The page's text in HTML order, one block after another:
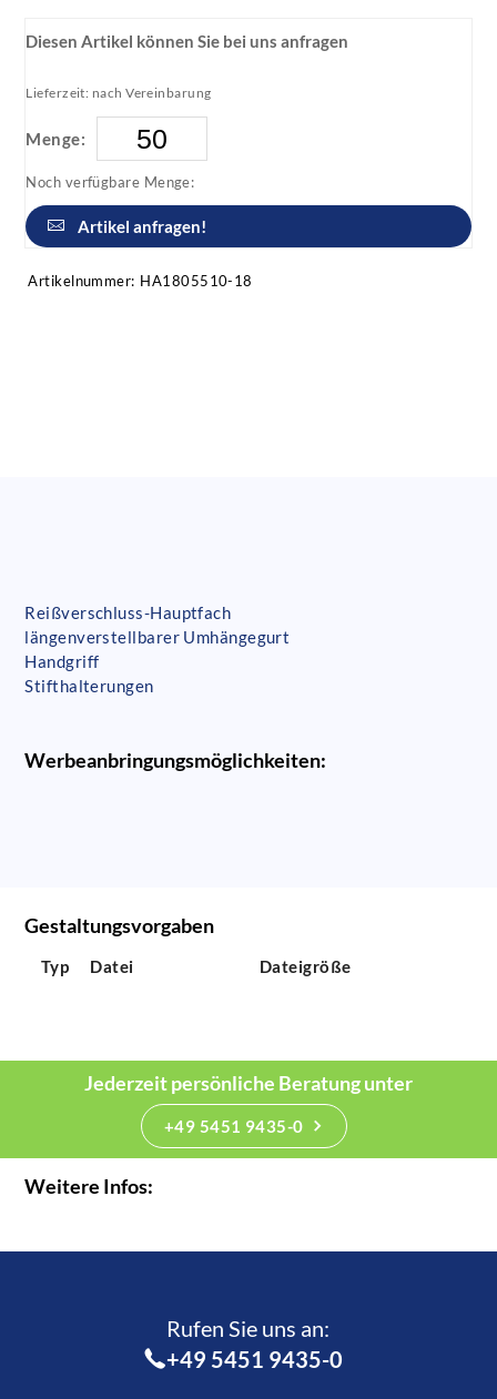
Diesen Artikel können Sie bei uns anfragen
Lieferzeit: nach Vereinbarung
Menge:
Noch verfügbare Menge:
Artikel anfragen!
Artikelnummer: HA1805510-18
Reißverschluss-Hauptfach
längenverstellbarer Umhängegurt
Handgriff
Stifthalterungen
Werbeanbringungsmöglichkeiten:
Gestaltungsvorgaben
Typ Datei Dateigröße
Jederzeit persönliche Beratung unter
+49 5451 9435-0
Weitere Infos:
Rufen Sie uns an:­
+49 5451 9435-0